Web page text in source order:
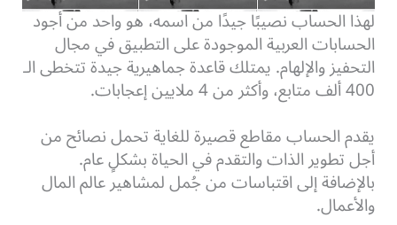
لهذا الحساب نصيبًا جيدًا من اسمه، هو واحد من أجود
الحسابات العربية الموجودة على التطبيق في مجال
التحفيز والإلهام. يمتلك قاعدة جماهيرية جيدة تتخطى الـ
400 ألف متابع، وأكثر من 4 ملايين إعجابات.
يقدم الحساب مقاطع قصيرة للغاية تحمل نصائح من
أجل تطوير الذات والتقدم في الحياة بشكلٍ عام.
بالإضافة إلى اقتباسات من جُمل لمشاهير عالم المال
والأعمال.